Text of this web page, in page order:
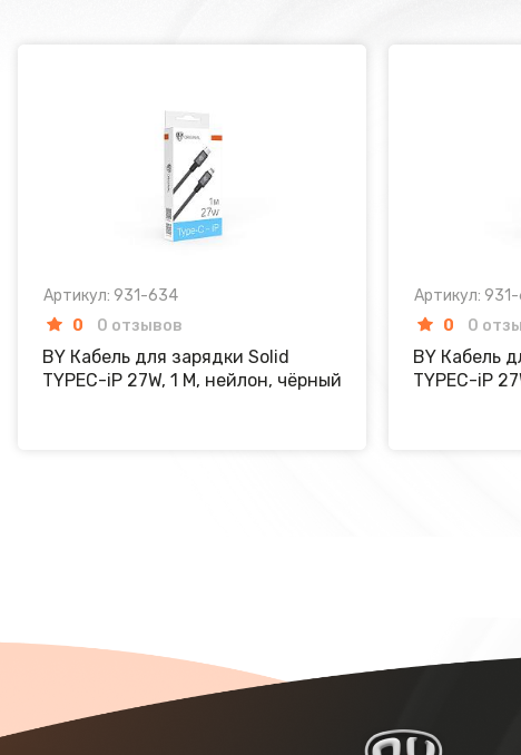
Артикул: 931-634
0
0 отзывов
BY Кабель для зарядки Solid
TYPEC-iP 27W, 1 M, нейлон, чёрный
Артикул:
0
0
BY Кабель
TYPEC-iP